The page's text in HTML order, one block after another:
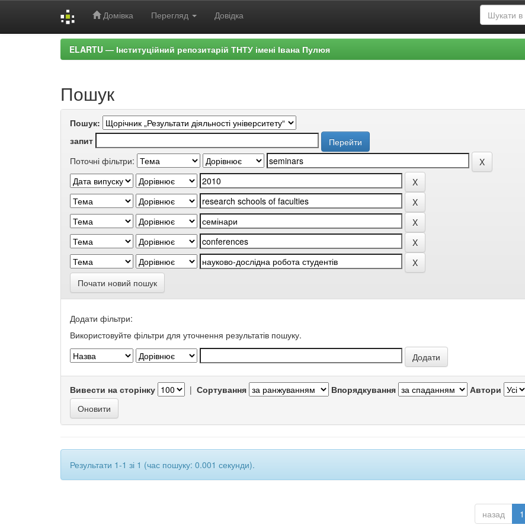
Домівка Перегляд Довідка
ELARTU — Інституційний репозитарій ТНТУ імені Івана Пулюя
Пошук
Пошук:
запит
Поточні фільтри:
Почати новий пошук
Додати фільтри:
Використовуйте фільтри для уточнення результатів пошуку.
Вивести на сторінку | Сортування Впорядкування Автори
Результати 1-1 зі 1 (час пошуку: 0.001 секунди).
назад 1